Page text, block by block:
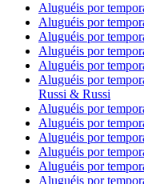
Aluguéis por
Aluguéis por
Aluguéis por
Aluguéis por
Aluguéis por
Aluguéis por
Russi & Russi
Aluguéis por
Aluguéis por
Aluguéis por
Aluguéis por
Aluguéis por
Aluguéis por